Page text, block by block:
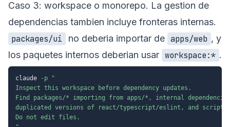
Caso 3: workspace o monorepo. La gestion de
dependencias tambien incluye fronteras internas.
packages/ui
no deberia importar de apps/web , y
los paquetes internos deberian usar workspace:* .
claude -p
"
Inspect this workspace before dependency updates.
Find packages/* importing from apps/*, internal
duplicated versions of react/typescript/eslint, and
Do not edit files.